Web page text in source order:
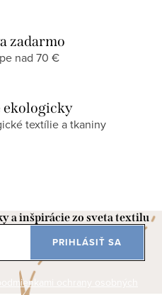
zadarmo
nad 70 €
textílie a tkaniny
a inšpirácie zo sveta textilu
podmienkami ochrany osobných
PRIHLÁSIŤ SA